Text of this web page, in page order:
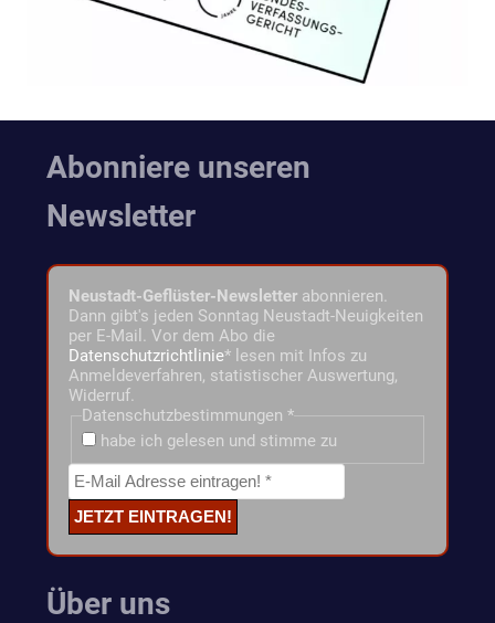
Abonniere unseren
Newsletter
Neustadt-Geflüster-Newsletter abonnieren.
Dann gibt's jeden Sonntag Neustadt-Neuigkeiten
per E-Mail. Vor dem Abo die
Datenschutzrichtlinie* lesen mit Infos zu
Anmeldeverfahren, statistischer Auswertung,
Widerruf.
Datenschutzbestimmungen *
habe ich gelesen und stimme zu
Über uns